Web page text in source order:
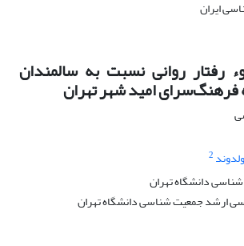
رفتار روانی نسبت به سالمندان
فرهنگ‌سرای امید شهر تهران
2
دانشگاه تهران
ارشد جمعیت شناسی دانشگاه تهران